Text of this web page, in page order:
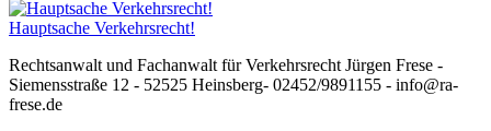
Hauptsache Verkehrsrecht!
Rechtsanwalt und Fachanwalt für Verkehrsrecht Jürgen Frese -
Siemensstraße 12 - 52525 Heinsberg- 02452/9891155 - info@ra-
frese.de